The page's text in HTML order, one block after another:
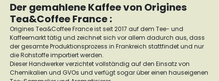
Der gemahlene Kaffee von Origines
Tea&Coffee France :
Origines Tea&Coffee France ist seit 2017 auf dem Tee- und
Kaffeemarkt tätig und zeichnet sich vor allem dadurch aus, dass
der gesamte Produktionsprozess in Frankreich stattfindet und nur
die Rohstoffe importiert werden.
Dieser Handwerker verzichtet vollständig auf den Einsatz von
Chemikalien und GVOs und verfügt sogar über einen hauseigenen